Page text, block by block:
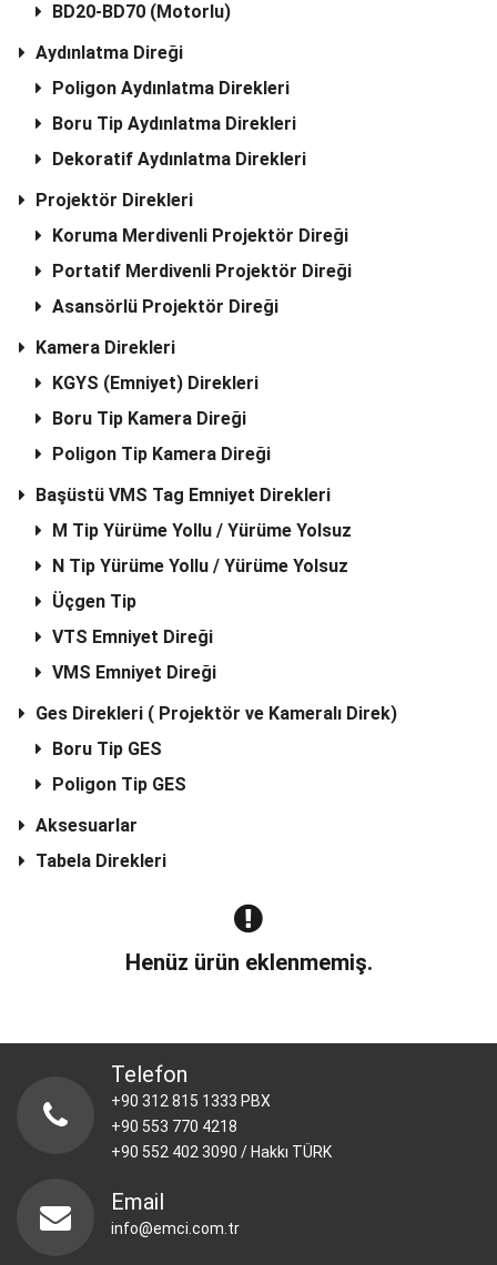
BD20-BD70 (Motorlu)
Aydınlatma Direği
Poligon Aydınlatma Direkleri
Boru Tip Aydınlatma Direkleri
Dekoratif Aydınlatma Direkleri
Projektör Direkleri
Koruma Merdivenli Projektör Direği
Portatif Merdivenli Projektör Direği
Asansörlü Projektör Direği
Kamera Direkleri
KGYS (Emniyet) Direkleri
Boru Tip Kamera Direği
Poligon Tip Kamera Direği
Başüstü VMS Tag Emni̇yet Di̇rekleri̇
M Ti̇p Yürüme Yollu / Yürüme Yolsuz
N Ti̇p Yürüme Yollu / Yürüme Yolsuz
Üçgen Tip
VTS Emni̇yet Di̇reği̇
VMS Emni̇yet Di̇reği̇
Ges Direkleri ( Projektör ve Kameralı Direk)
Boru Tip GES
Poligon Tip GES
Aksesuarlar
Tabela Direkleri
Henüz ürün eklenmemiş.
Telefon
+90 312 815 1333 PBX
+90 553 770 4218
+90 552 402 3090 / Hakkı TÜRK
Email
info@emci.com.tr